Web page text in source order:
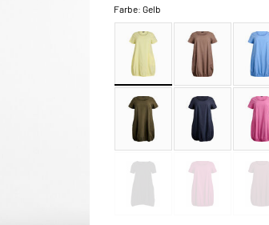
Farbe:Gelb